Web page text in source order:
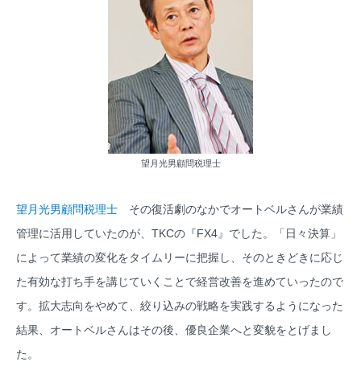
望月光男顧問税理士
望月光男顧問税理士 その復活劇のなかでオートベルさんが業績
管理に活用していたのが、TKCの『FX4』でした。「日々決算」
によって業績の変化をタイムリーに把握し、そのときどきに応じ
た有効な打ち手を講じていくことで経営改善を進めていったので
す。拡大志向をやめて、絞り込みの戦略を実践するようになった
結果、オートベルさんはその後、優良企業へと変貌をとげまし
た。